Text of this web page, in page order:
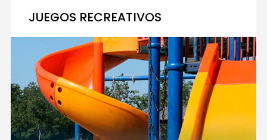
JUEGOS RECREATIVOS